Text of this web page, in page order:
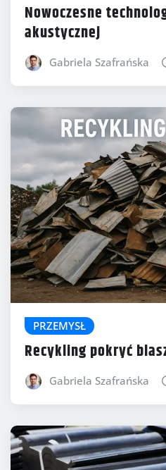
Nowoczesne
akustycznej
Gabriela Szafrańska
PRZEMYSŁ
Recykling pokryć
Gabriela Szafrańska